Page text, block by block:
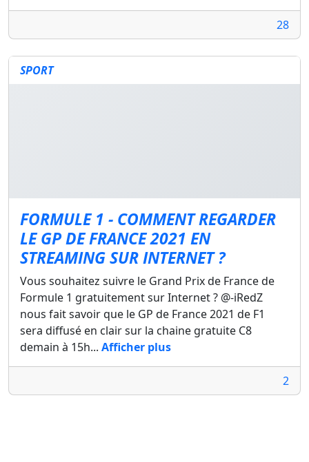
28
SPORT
FORMULE 1 - COMMENT REGARDER
LE GP DE FRANCE 2021 EN
STREAMING SUR INTERNET ?
Vous souhaitez suivre le Grand Prix de France de
Formule 1 gratuitement sur Internet ? @-iRedZ
nous fait savoir que le GP de France 2021 de F1
sera diffusé en clair sur la chaine gratuite C8
demain à 15h... Afficher plus
2